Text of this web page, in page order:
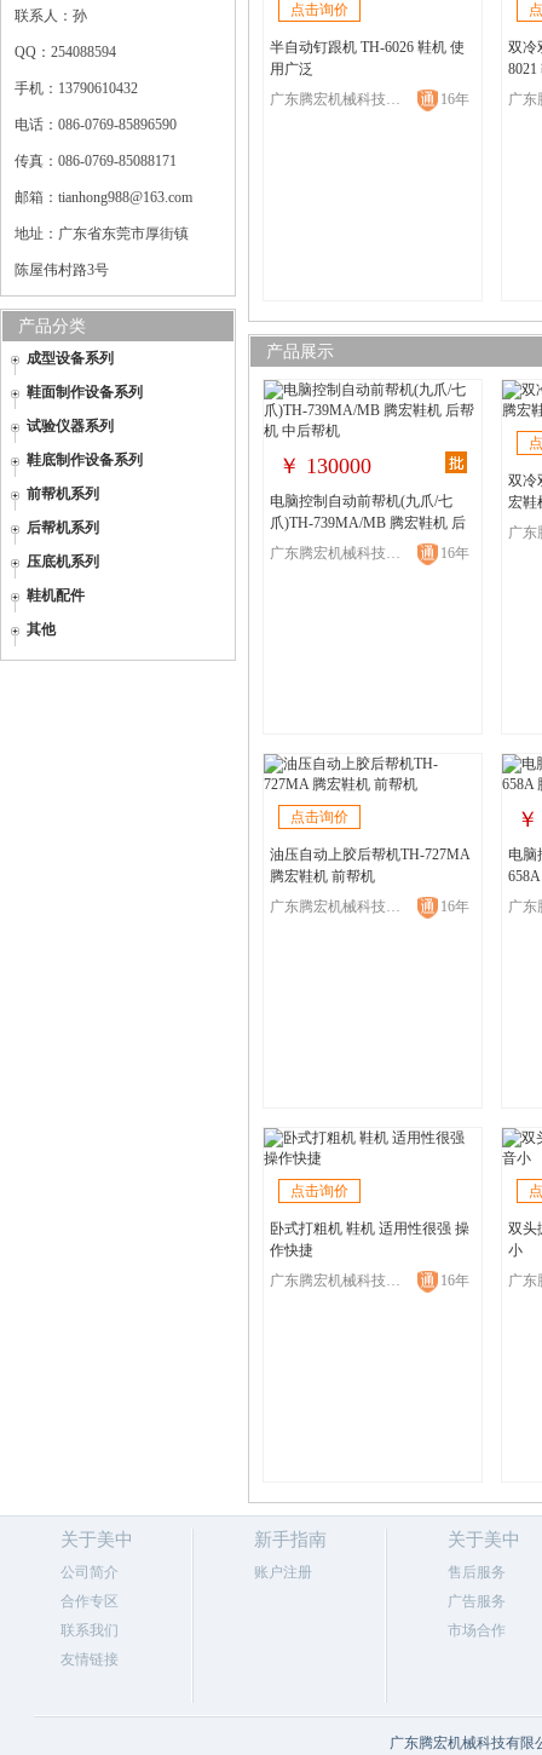
联系人：孙
QQ：254088594
手机：13790610432
电话：086-0769-85896590
传真：086-0769-85088171
邮箱：tianhong988@163.com
地址：广东省东莞市厚街镇
陈屋伟村路3号
产品分类
成型设备系列
鞋面制作设备系列
试验仪器系列
鞋底制作设备系列
前帮机系列
后帮机系列
压底机系列
鞋机配件
其他
点击询价
半自动钉跟机 TH-6026 鞋机 使
用广泛
广东腾宏机械科技有限公司
16年
双冷
产品展示
￥ 130000
电脑控制自动前帮机(九爪/七
爪)TH-739MA/MB 腾宏鞋机 后
帮机 中后帮机
广东腾宏机械科技有限公司 16年
双冷
宏鞋
点击询价
油压自动上胶后帮机TH-727MA
腾宏鞋机 前帮机
广东腾宏机械科技有限公司
16年
电脑
购
点击询价
卧式打粗机 鞋机 适用性很强 操
作快捷
广东腾宏机械科技有限公司
16年
双头
小
关于美中
公司简介
合作专区
联系我们
友情链接
新手指南
账户注册
关于美中
售后服务
广告服务
市场合作
广东腾宏机械科技有